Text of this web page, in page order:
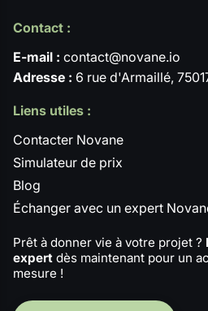
Contact :
E-mail : contact@novane.io
Adresse : 6 rue d'Armaillé,
Liens utiles :
Contacter Novane
Simulateur de prix
Blog
Échanger avec un expert
Prêt à donner vie à votre projet ?
expert dès maintenant pour un
mesure !